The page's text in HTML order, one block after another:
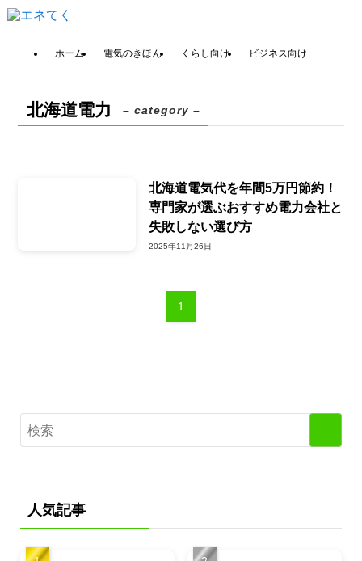
ホーム 電気のきほん くらし向け ビジネス向け
北海道電力 – category –
北海道電気代を年間5万円節約！
専門家が選ぶおすすめ電力会社と
失敗しない選び方
2025年11月26日
1
人気記事